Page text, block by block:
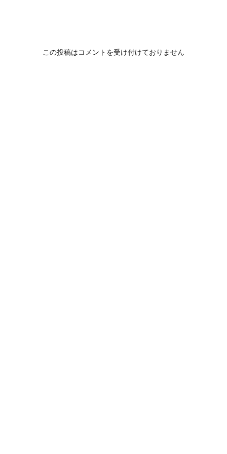
この投稿はコメントを受け付けておりません